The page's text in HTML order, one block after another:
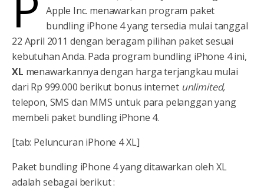
Apple Inc. menawarkan program paket
bundling iPhone 4 yang tersedia mulai tanggal
22 April 2011 dengan beragam pilihan paket sesuai
kebutuhan Anda. Pada program bundling iPhone 4 ini,
XL menawarkannya dengan harga terjangkau mulai
dari Rp 999.000 berikut bonus internet unlimited,
telepon, SMS dan MMS untuk para pelanggan yang
membeli paket bundling iPhone 4.
[tab: Peluncuran iPhone 4 XL]
Paket bundling iPhone 4 yang ditawarkan oleh XL
adalah sebagai berikut :